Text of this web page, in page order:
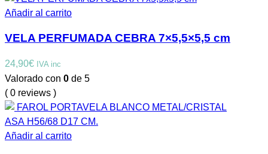
Añadir al carrito
VELA PERFUMADA CEBRA 7×5,5×5,5 cm
24,90€ IVA inc
Valorado con 0 de 5
( 0 reviews )
Añadir al carrito